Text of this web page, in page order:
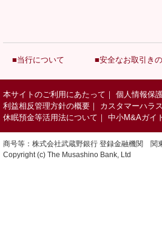
■当行について ■安全なお取引き
本サイトのご利用にあたって ｜ 個人情報保
利益相反管理方針の概要 ｜ カスタマーハラ
休眠預金等活用法について ｜ 中小M&Aガイ
商号等：株式会社武蔵野銀行 登録金融機関
Copyright (c) The Musashino Bank, Ltd